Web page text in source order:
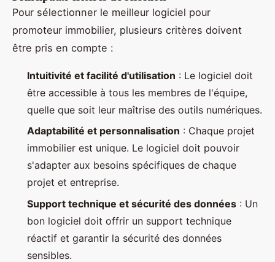
Pour sélectionner le meilleur logiciel pour
promoteur immobilier, plusieurs critères doivent
être pris en compte :
Intuitivité et facilité d'utilisation : Le logiciel doit
être accessible à tous les membres de l'équipe,
quelle que soit leur maîtrise des outils numériques.
Adaptabilité et personnalisation : Chaque projet
immobilier est unique. Le logiciel doit pouvoir
s'adapter aux besoins spécifiques de chaque
projet et entreprise.
Support technique et sécurité des données : Un
bon logiciel doit offrir un support technique
réactif et garantir la sécurité des données
sensibles.